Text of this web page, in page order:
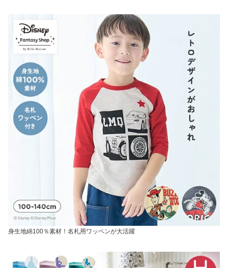
身生地綿100％素材！名札用ワッペンが大活躍